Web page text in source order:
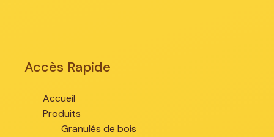
Accès Rapide
Accueil
Produits
Granulés de bois